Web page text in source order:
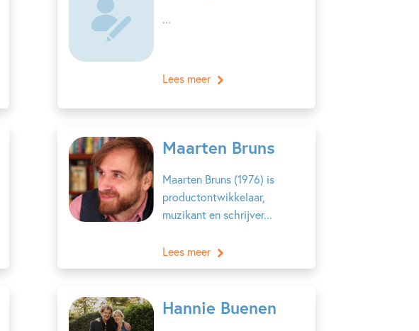
...
Lees meer
Maarten Bruns
Maarten Bruns (1976) is
productontwikkelaar,
muzikant en schrijver...
Lees meer
Hannie Buenen